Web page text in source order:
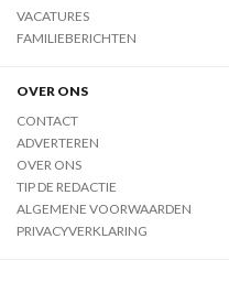
VACATURES
FAMILIEBERICHTEN
OVER ONS
CONTACT
ADVERTEREN
OVER ONS
TIP DE REDACTIE
ALGEMENE VOORWAARDEN
PRIVACYVERKLARING